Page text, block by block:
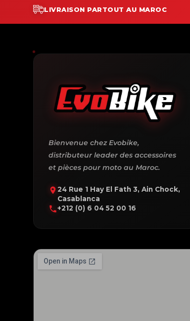
LIVRAISON PARTOUT AU MAROC
Bienvenue chez Evobike,
distributeur leader des accessoires
et pièces pour moto au Maroc.
24 Rue 1 Hay El Fath 3, Ain Chock,
Casablanca
+212 (0) 6 04 52 00 16